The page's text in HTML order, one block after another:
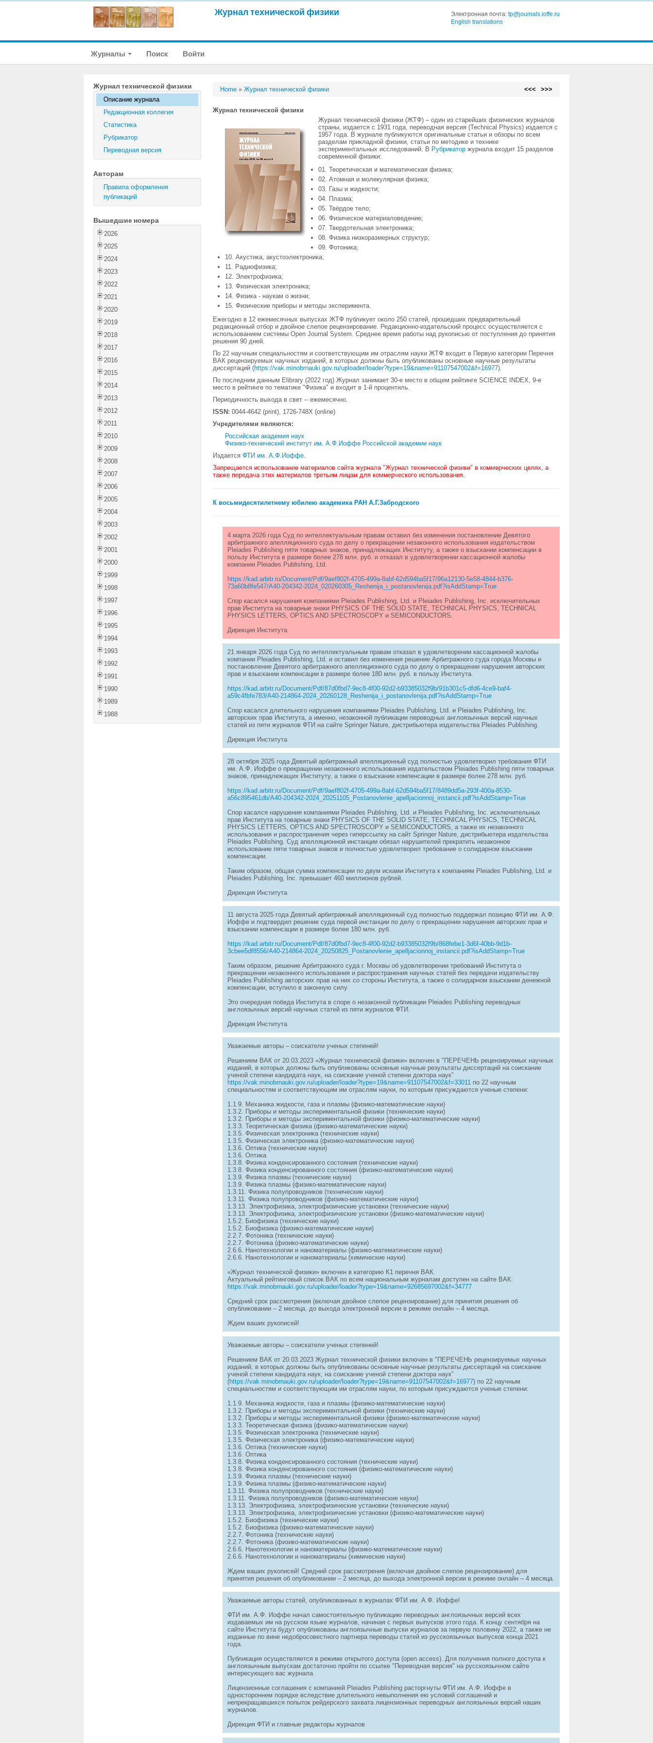
Журнал технической физики Электронная почта: tp@journals.ioffe.ru
English translations
Журналы Поиск Войти
Журнал технической физики
Описание журнала
Редакционная коллегия
Статистика
Рубрикатор
Переводная версия
Авторам
Правила оформления
публикаций
Вышедшие номера
2026
2025
2024
2023
2022
2021
2020
2019
2018
2017
2016
2015
2014
2013
2012
2011
2010
2009
2008
2007
2006
2005
2004
2003
2002
2001
2000
1999
1998
1997
1996
1995
1994
1993
1992
1991
1990
1989
1988
Home »Журнал технической физики <<< >>>
Журнал технической физики
Журнал технической физики (ЖТФ) – один из старейших физических журналов
страны, издается с 1931 года, переводная версия (Technical Physics) издается с
1957 года. В журнале публикуются оригинальные статьи и обзоры по всем
разделам прикладной физики, статьи по методике и технике
экспериментальных исследований. В Рубрикатор журнала входит 15 разделов
современной физики:
01. Теоретическая и математическая физика;
02. Атомная и молекулярная физика;
03. Газы и жидкости;
04. Плазма;
05. Твёрдое тело;
06. Физическое материаловедение;
07. Твердотельная электроника;
08. Физика низкоразмерных структур;
09. Фотоника;
10. Акустика, акустоэлектроника;
11. Радиофизика;
12. Электрофизика;
13. Физическая электроника;
14. Физика - наукам о жизни;
15. Физические приборы и методы эксперимента.
Ежегодно в 12 ежемесячных выпусках ЖТФ публикует около 250 статей, прошедших предварительный
редакционный отбор и двойное слепое рецензирование. Редакционно-издательский процесс осуществляется с
использованием системы Open Journal System. Среднее время работы над рукописью от поступления до принятия
решения 90 дней.
По 22 научным специальностям и соответствующим им отраслям науки ЖТФ входит в Первую категории Перечня
ВАК рецензируемых научных изданий, в которых должны быть опубликованы основные научные результаты
диссертаций (https://vak.minobrnauki.gov.ru/uploader/loader?type=19&name=91107547002&f=16977).
По последним данным Elibrary (2022 год) Журнал занимает 30-е место в общем рейтинге SCIENCE INDEX, 9-е
место в рейтинге по тематике "Физика" и входит в 1-й процентиль.
Периодичность выхода в свет -- ежемесячно.
ISSN: 0044-4642 (print), 1726-748X (online)
Учредителями являются:
Российская академия наук
Физико-технический институт им. А.Ф.Иоффе Российской академии наук
ИздаетсяФТИ им. А.Ф.Иоффе.
Запрещается использование материалов сайта журнала "Журнал технической физики" в коммерческих целях, а
также передача этих материалов третьим лицам для коммерческого использования.
К восьмидесятилетнему юбилею академика РАН А.Г.Забродского
4 марта 2026 года Суд по интеллектуальным правам оставил без изменения постановление Девятого
арбитражного апелляционного суда по делу о прекращении незаконного использования издательством
Pleiades Publishing пяти товарных знаков, принадлежащих Институту, а также о взыскании компенсации в
пользу Института в размере более 278 млн. руб. и отказал в удовлетворении кассационной жалобы
компании Pleiades Publishing, Ltd.
https://kad.arbitr.ru/Document/Pdf/9aef802f-4705-499a-8abf-62d594ba5f17/96a12130-5e58-4844-b376-
73a60b8fe547/A40-204342-2024_020260305_Reshenija_i_postanovlenija.pdf?isAddStamp=True
Спор касался нарушения компаниями Pleiades Publishing, Ltd. и Pleiades Publishing, Inc. исключительных
прав Института на товарные знаки PHYSICS OF THE SOLID STATE, TECHNICAL PHYSICS, TECHNICAL
PHYSICS LETTERS, OPTICS AND SPECTROSCOPY и SEMICONDUCTORS.
Дирекция Института
21 января 2026 года Суд по интеллектуальным правам отказал в удовлетворении кассационной жалобы
компании Pleiades Publishing, Ltd. и оставил без изменения решение Арбитражного суда города Москвы и
постановление Девятого арбитражного апелляционного суда по делу о прекращении нарушения авторских
прав и взыскании компенсации в размере более 180 млн. руб. в пользу Института.
https://kad.arbitr.ru/Document/Pdf/87d0fbd7-9ec8-4f00-92d2-b93385032f9b/91b301c5-dfd6-4ce9-baf4-
a59c4fbfe783/A40-214864-2024_20260128_Reshenija_i_postanovlenija.pdf?isAddStamp=True
Спор касался длительного нарушения компаниями Pleiades Publishing, Ltd. и Pleiades Publishing, Inc.
авторских прав Института, а именно, незаконной публикации переводных англоязычных версий научных
статей из пяти журналов ФТИ на сайте Springer Nature, дистрибьютера издательства Pleiades Publishing.
Дирекция Института
28 октября 2025 года Девятый арбитражный апелляционный суд полностью удовлетворил требования ФТИ
им. А.Ф. Иоффе о прекращении незаконного использования издательством Pleiades Publishing пяти товарных
знаков, принадлежащих Институту, а также о взыскании компенсации в размере более 278 млн. руб.
https://kad.arbitr.ru/Document/Pdf/9aef802f-4705-499a-8abf-62d594ba5f17/8489dd5a-293f-400a-8530-
a56c895461db/A40-204342-2024_20251105_Postanovlenie_apelljacionnoj_instancii.pdf?isAddStamp=True
Спор касался нарушения компаниями Pleiades Publishing, Ltd. и Pleiades Publishing, Inc. исключительных
прав Института на товарные знаки PHYSICS OF THE SOLID STATE, TECHNICAL PHYSICS, TECHNICAL
PHYSICS LETTERS, OPTICS AND SPECTROSCOPY и SEMICONDUCTORS, а также их незаконного
использования и распространения через гиперссылку на сайт Springer Nature, дистрибьютера издательства
Pleiades Publishing. Суд апелляционной инстанции обязал нарушителей прекратить незаконное
использование пяти товарных знаков и полностью удовлетворил требование о солидарном взыскании
компенсации.
Таким образом, общая сумма компенсации по двум исками Института к компаниям Pleiades Publishing, Ltd. и
Pleiades Publishing, Inc. превышает 460 миллионов рублей.
Дирекция Института
11 августа 2025 года Девятый арбитражный апелляционный суд полностью поддержал позицию ФТИ им. А.Ф.
Иоффе и подтвердил решение суда первой инстанции по делу о прекращении нарушения авторских прав и
взыскании компенсации в размере более 180 млн. руб.
https://kad.arbitr.ru/Document/Pdf/87d0fbd7-9ec8-4f00-92d2-b93385032f9b/868febe1-3d6f-40bb-9d1b-
3cbee5df8556/A40-214864-2024_20250825_Postanovlenie_apelljacionnoj_instancii.pdf?isAddStamp=True
Таким образом, решение Арбитражного суда г. Москвы об удовлетворении требований Института о
прекращении незаконного использования и распространения научных статей без передачи издательству
Pleiades Publishing авторских прав на них со стороны Института, а также о солидарном взыскании денежной
компенсации, вступило в законную силу.
Это очередная победа Института в споре о незаконной публикации Pleiades Publishing переводных
англоязычных версий научных статей из пяти журналов ФТИ.
Дирекция Института
Уважаемые авторы – соискатели ученых степеней!
Решением ВАК от 20.03.2023 «Журнал технической физики» включен в "ПЕРЕЧЕНЬ рецензируемых научных
изданий, в которых должны быть опубликованы основные научные результаты диссертаций на соискание
ученой степени кандидата наук, на соискание ученой степени доктора наук”
https://vak.minobrnauki.gov.ru/uploader/loader?type=19&name=91107547002&f=33011 по 22 научным
специальностям и соответствующим им отраслям науки, по которым присуждаются ученые степени:
1.1.9. Механика жидкости, газа и плазмы (физико-математические науки)
1.3.2. Приборы и методы экспериментальной физики (технические науки)
1.3.2. Приборы и методы экспериментальной физики (физико-математические науки)
1.3.3. Теоретическая физика (физико-математические науки)
1.3.5. Физическая электроника (технические науки)
1.3.5. Физическая электроника (физико-математические науки)
1.3.6. Оптика (технические науки)
1.3.6. Оптика
1.3.8. Физика конденсированного состояния (технические науки)
1.3.8. Физика конденсированного состояния (физико-математические науки)
1.3.9. Физика плазмы (технические науки)
1.3.9. Физика плазмы (физико-математические науки)
1.3.11. Физика полупроводников (технические науки)
1.3.11. Физика полупроводников (физико-математические науки)
1.3.13. Электрофизика, электрофизические установки (технические науки)
1.3.13. Электрофизика, электрофизические установки (физико-математические науки)
1.5.2. Биофизика (технические науки)
1.5.2. Биофизика (физико-математические науки)
2.2.7. Фотоника (технические науки)
2.2.7. Фотоника (физико-математические науки)
2.6.6. Нанотехнологии и наноматериалы (физико-математические науки)
2.6.6. Нанотехнологии и наноматериалы (химические науки)
«Журнал технической физики» включен в категорию К1 перечня ВАК.
Актуальный рейтинговый список ВАК по всем национальным журналам доступен на сайте ВАК:
https://vak.minobrnauki.gov.ru/uploader/loader?type=19&name=92685697002&f=34777
Средний срок рассмотрения (включая двойное слепое рецензирование) для принятия решения об
опубликовании – 2 месяца, до выхода электронной версии в режиме онлайн – 4 месяца.
Ждем ваших рукописей!
Уважаемые авторы – соискатели ученых степеней!
Решением ВАК от 20.03.2023 Журнал технической физики включен в "ПЕРЕЧЕНЬ рецензируемых научных
изданий, в которых должны быть опубликованы основные научные результаты диссертаций на соискание
ученой степени кандидата наук, на соискание ученой степени доктора наук”
(https://vak.minobrnauki.gov.ru/uploader/loader?type=19&name=91107547002&f=16977) по 22 научным
специальностям и соответствующим им отраслям науки, по которым присуждаются ученые степени:
1.1.9. Механика жидкости, газа и плазмы (физико-математические науки)
1.3.2. Приборы и методы экспериментальной физики (технические науки)
1.3.2. Приборы и методы экспериментальной физики (физико-математические науки)
1.3.3. Теоретическая физика (физико-математические науки)
1.3.5. Физическая электроника (технические науки)
1.3.5. Физическая электроника (физико-математические науки)
1.3.6. Оптика (технические науки)
1.3.6. Оптика
1.3.8. Физика конденсированного состояния (технические науки)
1.3.8. Физика конденсированного состояния (физико-математические науки)
1.3.9. Физика плазмы (технические науки)
1.3.9. Физика плазмы (физико-математические науки)
1.3.11. Физика полупроводников (технические науки)
1.3.11. Физика полупроводников (физико-математические науки)
1.3.13. Электрофизика, электрофизические установки (технические науки)
1.3.13. Электрофизика, электрофизические установки (физико-математические науки)
1.5.2. Биофизика (технические науки)
1.5.2. Биофизика (физико-математические науки)
2.2.7. Фотоника (технические науки)
2.2.7. Фотоника (физико-математические науки)
2.6.6. Нанотехнологии и наноматериалы (физико-математические науки)
2.6.6. Нанотехнологии и наноматериалы (химические науки)
Ждем ваших рукописей! Средний срок рассмотрения (включая двойное слепое рецензирование) для
принятия решения об опубликовании – 2 месяца, до выхода электронной версии в режиме онлайн – 4 месяца.
Уважаемые авторы статей, опубликованных в журналах ФТИ им. А.Ф. Иоффе!
ФТИ им. А.Ф. Иоффе начал самостоятельную публикацию переводных англоязычных версий всех
издаваемых им на русском языке журналов, начиная с первых выпусков этого года. К концу сентября на
сайте Института будут опубликованы англоязычные выпуски журналов за первую половину 2022, а также не
изданные по вине недобросовестного партнера переводы статей из русскоязычных выпусков конца 2021
года.
Публикация осуществляется в режиме открытого доступа (open access). Для получения полного доступа к
англоязычным выпускам достаточно пройти по ссылке "Переводная версия" на русскоязычном сайте
интересующего вас журнала.
Лицензионные соглашения c компанией Pleiades Publishing расторгнуты ФТИ им. А.Ф. Иоффе в
одностороннем порядке вследствие длительного невыполнения ею условий соглашений и
непрекращавшихся попыток рейдерского захвата лицензионных переводных англоязычных версий наших
журналов.
Дирекция ФТИ и главные редакторы журналов